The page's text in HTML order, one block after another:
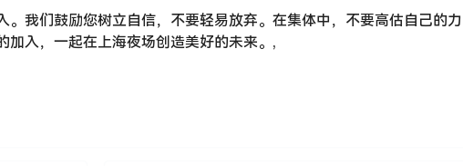
。我们鼓励您树立自信，不要轻易放弃。在集体中，不要高估自己的力
加入，一起在上海夜场创造美好的未来。,